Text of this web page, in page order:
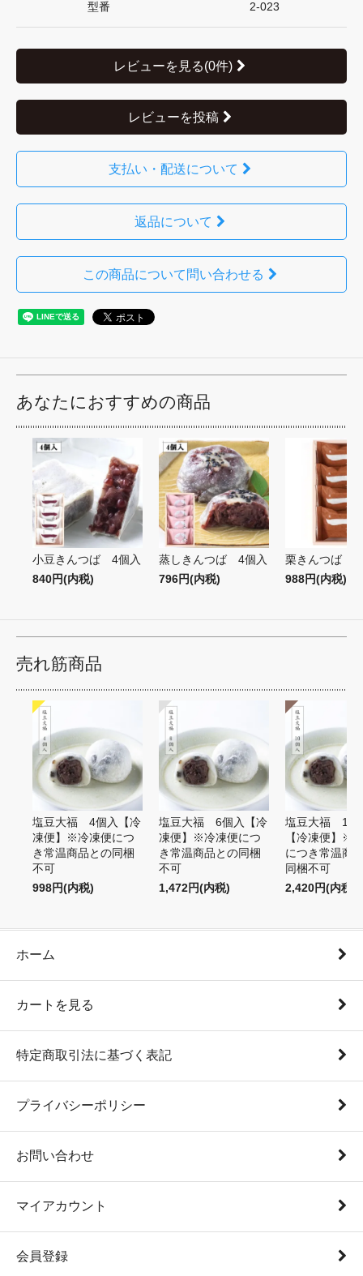
型番 2-023
レビューを見る(0件)
レビューを投稿
支払い・配送について
返品について
この商品について問い合わせる
あなたにおすすめの商品
小豆きんつば 4個入
840円(内税)
蒸しきんつば 4個入
796円(内税)
栗きんつば 4
988円(内税)
売れ筋商品
塩豆大福 4個入【冷
凍便】※冷凍便につ
き常温商品との同梱
不可
998円(内税)
塩豆大福 6個入【冷
凍便】※冷凍便につ
き常温商品との同梱
不可
1,472円(内税)
塩豆大福 10
【冷凍便】※
につき常温商
同梱不可
2,420円(内税)
ホーム
カートを見る
特定商取引法に基づく表記
プライバシーポリシー
お問い合わせ
マイアカウント
会員登録